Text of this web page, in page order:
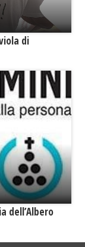
di
dell’Albero